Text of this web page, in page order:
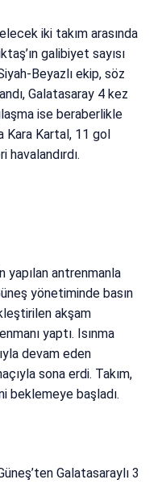
iki takım arasında
galibiyet sayısı
Beyazlı ekip, söz
Galatasaray 4 kez
ise beraberlikle
Kara Kartal, 11 gol
yapılan antrenmanla
yönetiminde basın
akşam
yaptı. Isınma
devam eden
sona erdi. Takım,
beklemeye başladı.
Galatasaraylı 3